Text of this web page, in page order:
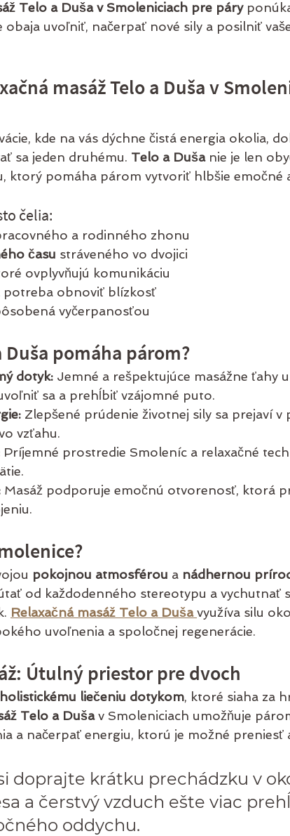
Telo a Duša v Smoleniciach pre páry
obaja uvoľniť, načerpať nové sily a posilniť
masáž Telo a Duša v
kde na vás dýchne čistá energia okolia,
sa jeden druhému. Telo a Duša nie je len
ktorý pomáha párom vytvoriť hlbšie emočné
čelia:
a rodinného zhonu
času stráveného vo dvojici
ovplyvňujú komunikáciu
obnoviť blízkosť
vyčerpanosťou
Duša pomáha párom?
dotyk: Jemné a rešpektujúce masážne ťahy
sa a prehĺbiť vzájomné puto.
Zlepšené prúdenie životnej sily sa prejaví v
vzťahu.
Príjemné prostredie Smoleníc a relaxačné
Masáž podporuje emočnú otvorenosť, ktorá
pokojnou atmosférou a nádhernou
od každodenného stereotypu a vychutnať
Relaxačná masáž Telo a Duša využíva silu
uvoľnenia a spoločnej regenerácie.
Útulný priestor pre dvoch
holistickému liečeniu dotykom, ktoré siaha za
Telo a Duša v Smoleniciach umožňuje
a načerpať energiu, ktorú je možné preniesť
doprajte krátku prechádzku v
a čerstvý vzduch ešte viac
oddychu.